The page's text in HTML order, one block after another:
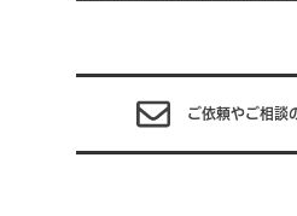
ご依頼やご相談